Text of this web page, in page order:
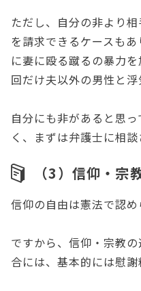
ただし、自分の非より
を請求できるケースも
に妻に殴る蹴るの暴力
回だけ夫以外の男性と浮
自分にも非があると思
く、まずは弁護士に相談
（3）信仰・宗
信仰の自由は憲法で認め
ですから、信仰・宗教
合には、基本的には慰謝